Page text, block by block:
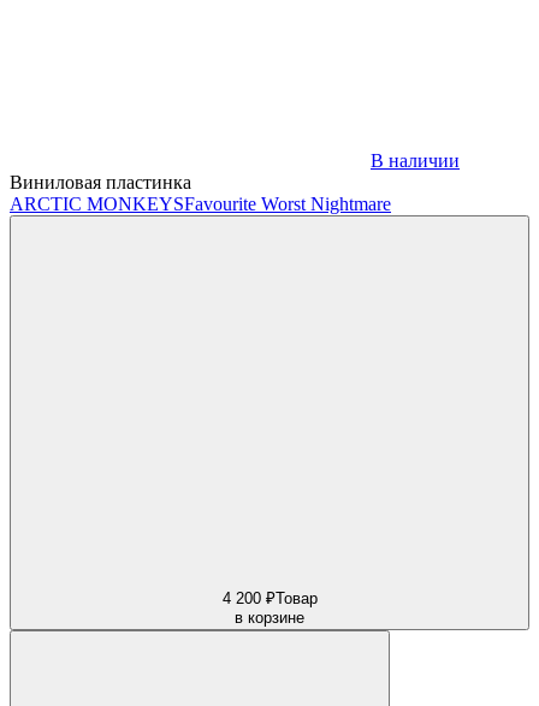
В наличии
Виниловая пластинка
ARCTIC MONKEYSFavourite Worst Nightmare
4 200 ₽Товар
в корзине